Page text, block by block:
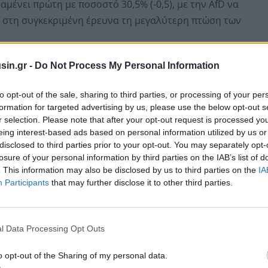
- Do Not Process My Personal Information
opt-out of the sale, sharing to third parties, or processing of your
for targeted advertising by us, please use the below opt-out
selection. Please note that after your opt-out request is processed
interest-based ads based on personal information utilized by us
to third parties prior to your opt-out. You may separately
of your personal information by third parties on the IAB’s list of
This information may also be disclosed by us to third parties on the
Participants that may further disclose it to other third parties.
Data Processing Opt Outs
opt-out of the Sharing of my personal data.
πρώτη με ποσοστό 30,5% (-0,5), με την AfD να
συγκεκριμένη έρευνα τη μεγαλύτερη πτώση των
(-0,5), οι Πράσινοι ανεβαίνουν στο 12,5% (+0,5) και
στο όριο του 5%. Η Αριστερά, έπειτα και
στο 3% (-1). Τα «λοιπά κόμματα», στα οποία προς
Ζάρα Βάγκενκνεχτ» (BSW) της πρώην αρχηγού της
το ποσοστό τους στο 11,5% (+3,5%).